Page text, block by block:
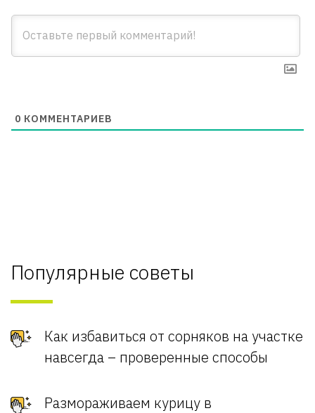
0 КОММЕНТАРИЕВ
Популярные советы
Как избавиться от сорняков на участке
навсегда – проверенные способы
Размораживаем курицу в